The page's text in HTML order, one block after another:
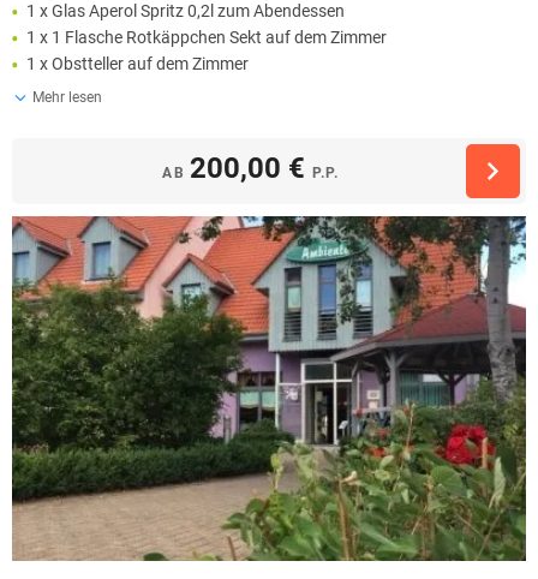
1 x Glas Aperol Spritz 0,2l zum Abendessen
1 x 1 Flasche Rotkäppchen Sekt auf dem Zimmer
1 x Obstteller auf dem Zimmer
Mehr lesen
AB 200,00 € P.P.